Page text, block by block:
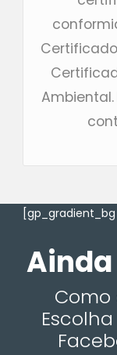
[gp_gradient_bg